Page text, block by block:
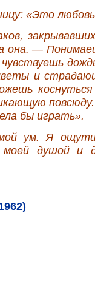
«Это
она. —
и
бы играть».
ум. Я
душой и